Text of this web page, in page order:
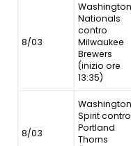
8/03
Washington
Nationals
contro
Milwaukee
Brewers
(inizio ore
13:35)
8/03
Washington
Spirit contro
Portland
Thorns